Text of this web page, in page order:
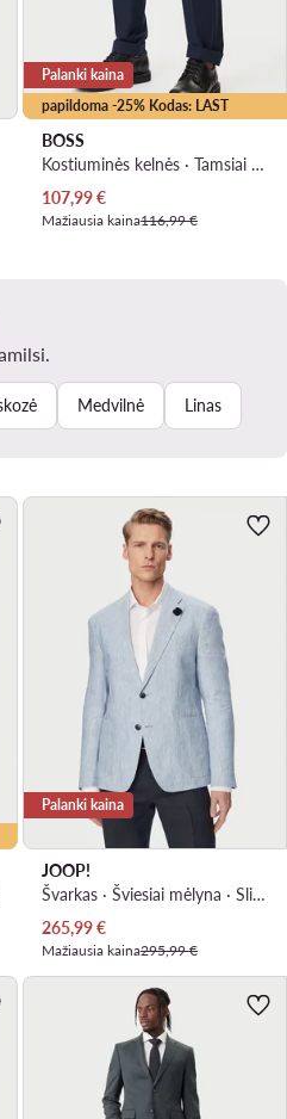
papildoma -25% Kodas: LAST
Palanki kaina
BOSS
Kostiuminės kelnės · Tamsiai mėlyna · Slim Fit
Dabartinė kaina
107,99€
Mažiausia kaina116,99 €
Medvilnė Linas
Palanki kaina
JOOP!
Švarkas · Šviesiai mėlyna · Slim Fit
Dabartinė kaina
265,99€
Mažiausia kaina295,99 €